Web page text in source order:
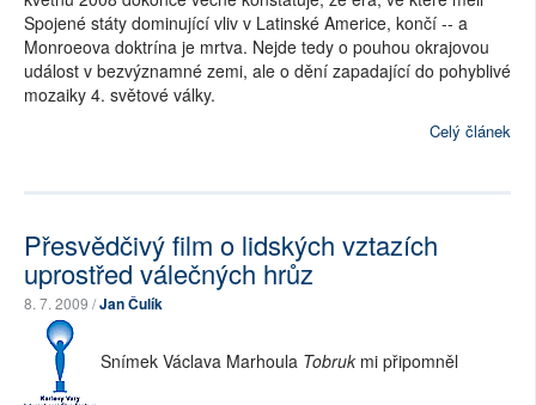
Spojené státy dominující vliv v Latinské Americe, končí -- a
Monroeova doktrína je mrtva. Nejde tedy o pouhou okrajovou
událost v bezvýznamné zemi, ale o dění zapadající do pohyblivé
mozaiky 4. světové války.
Celý článek
Přesvědčivý film o lidských vztazích
uprostřed válečných hrůz
8. 7. 2009 /Jan Čulík
Snímek Václava Marhoula Tobruk mi připomněl